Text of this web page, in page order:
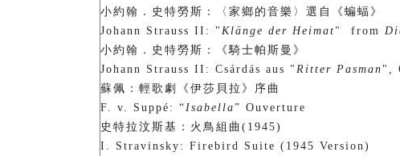
小約翰．史特勞斯：〈家鄉的音樂〉選自《蝙蝠》
Johann Strauss II: " Klänge der Heimat " from
小約翰．史特勞斯：《騎士帕斯曼》
Johann Strauss II: Csárdás aus " Ritter Pasman ",
蘇佩：輕歌劇《伊莎貝拉》序曲
F. v. Suppé: “Isabella” Ouverture
史特拉汶斯基：火鳥組曲(1945)
I. Stravinsky: Firebird Suite (1945 Version)